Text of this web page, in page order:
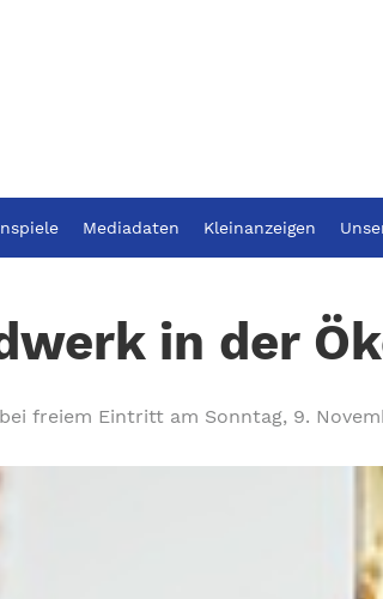
Mediadaten Kleinanzeigen
in der
freiem Eintritt am Sonntag, 9.